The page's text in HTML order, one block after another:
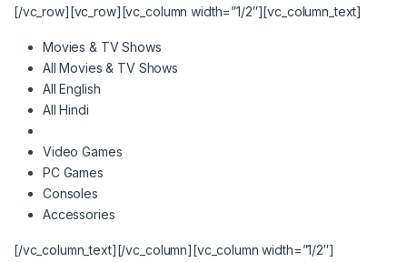
[/vc_row][vc_row][vc_column width=”1/2″][vc_column_text]
Movies & TV Shows
All Movies & TV Shows
All English
All Hindi
Video Games
PC Games
Consoles
Accessories
[/vc_column_text][/vc_column][vc_column width=”1/2″]